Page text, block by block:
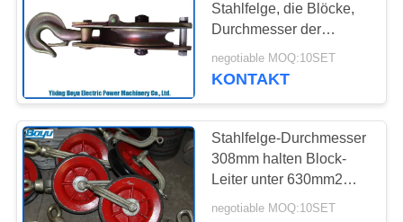
Stromleitung, die
Ausrüstung aufreiht
Stahlfelge, die Blöcke,
Durchmesser der
Service-Klappblock-
20kN 120mm aufreiht
negotiable MOQ:10SET
KONTAKT
Stahlfelge-Durchmesser
308mm halten Block-
Leiter unter 630mm2
nieder, das Blöcke
negotiable MOQ:10SET